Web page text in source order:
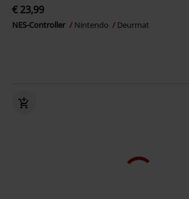
€ 23,99
NES-Controller Nintendo Deurmat